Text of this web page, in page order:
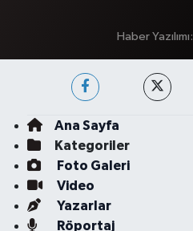
Haber Yazılımı:
Ana Sayfa
Kategoriler
Foto Galeri
Video
Yazarlar
Röportaj